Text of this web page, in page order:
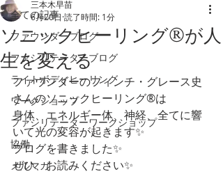
全ての記事
ファウンダーブログ
ファシリテーターブログ
ライトボディヒーリング
ワークショップ
ファシリテーターワークショップ
協働
メルマガ
ソニックヒーリング®が人
生を変える
三本木早苗
6月20日 読了時間: 1分
ファウンダーのフィンチ・グレース史
さんのソニックヒーリング®は
身体、エネルギー体、神経、全てに響
いて光の変容が起きます✨
ブログを書きました✨
ぜひ、お読みください✨